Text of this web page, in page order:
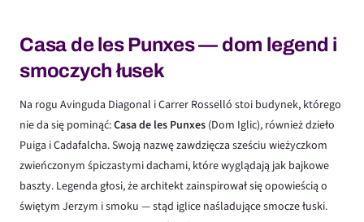
Casa de les Punxes — dom legend i
smoczych łusek
Na rogu Avinguda Diagonal i Carrer Rosselló stoi budynek, którego
nie da się pominąć:Casa de les Punxes (Dom Iglic), również dzieło
Puiga i Cadafalcha. Swoją nazwę zawdzięcza sześciu wieżyczkom
zwieńczonym śpiczastymi dachami, które wyglądają jak bajkowe
baszty. Legenda głosi, że architekt zainspirował się opowieścią o
świętym Jerzym i smoku — stąd iglice naśladujące smocze łuski.